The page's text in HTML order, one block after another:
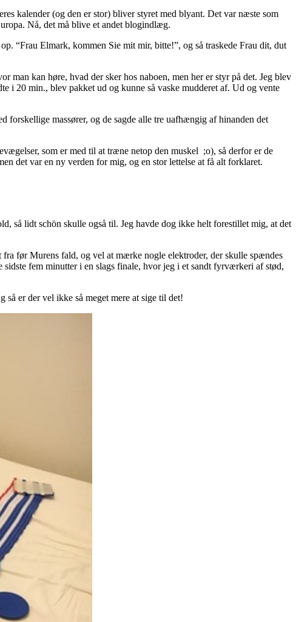
kalender (og den er stor) bliver styret med blyant. Det var næste som
Nå, det må blive et andet blogindlæg.
“Frau Elmark, kommen Sie mit mir, bitte!”, og så traskede Frau dit, dut
kan høre, hvad der sker hos naboen, men her er styr på det. Jeg blev
i 20 min., blev pakket ud og kunne så vaske mudderet af. Ud og vente
forskellige massører, og de sagde alle tre uafhængig af hinanden det
som er med til at træne netop den muskel ;o), så derfor er de
det var en ny verden for mig, og en stor lettelse at få alt forklaret.
så lidt schön skulle også til. Jeg havde dog ikke helt forestillet mig, at det
før Murens fald, og vel at mærke nogle elektroder, der skulle spændes
fem minutter i en slags finale, hvor jeg i et sandt fyrværkeri af stød,
er der vel ikke så meget mere at sige til det!